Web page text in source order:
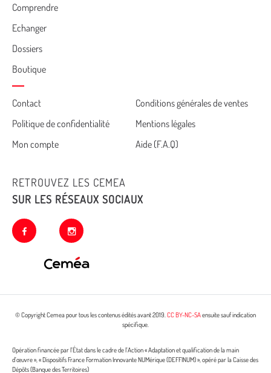
Comprendre
Echanger
Dossiers
Boutique
Cemea
footer
Contact
Conditions générales de ventes
Politique de confidentialité
Mentions légales
Mon compte
Aide (F.A.Q)
RETROUVEZ LES CEMEA
SUR LES RÉSEAUX SOCIAUX
facebook instagram
© Copyright Cemea pour tous les contenus édités avant 2019. CC BY-NC-SAensuite sauf indication
spécifique.
Opération financée par l’État dans le cadre de l’Action « Adaptation et qualification de la main
d’œuvre », « Dispositifs France Formation Innovante NUMérique (DEFFINUM) », opéré par la Caisse des
Dépôts (Banque des Territoires)